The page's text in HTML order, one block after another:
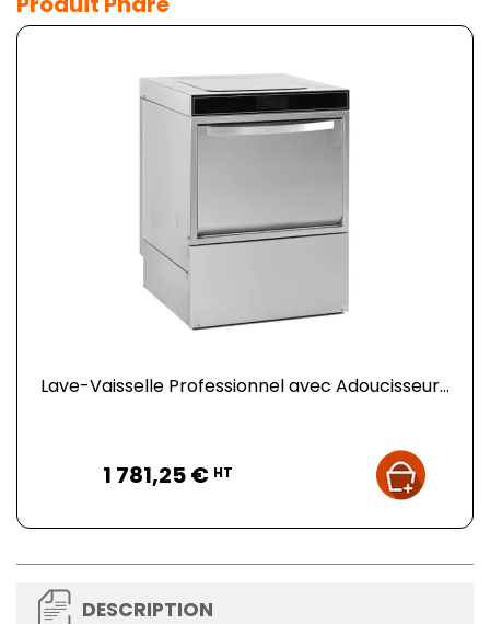
Lave-Vaisselle Professionnel avec Adoucisseur...
1 781,25 € HT
DESCRIPTION